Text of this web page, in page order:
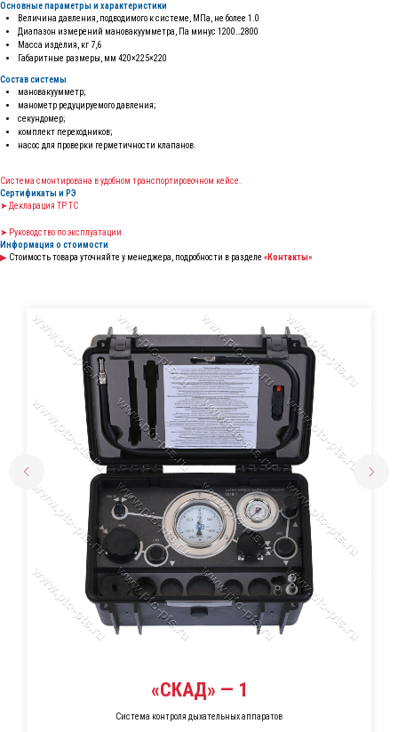
Основные параметры и характеристики
Величина давления, подводимого к системе, МПа, не более 1.0
Диапазон измерений мановакуумметра, Па минус 1200…2800
Масса изделия, кг 7,6
Габаритные размеры, мм 420×225×220
Состав системы
мановакуумметр;
манометр редуцируемого давления;
секундомер;
комплект переходников;
насос для проверки герметичности клапанов.
Система смонтирована в удобном транспортировочном кейсе.
Сертификаты и РЭ
➤ Декларация ТР ТС
➤ Руководство по эксплуатации
Информация о стоимости
▶ Стоимость товара уточняйте у менеджера, подробности в разделе «Контакты»
«СКАД» — 1
Система контроля дыхательных аппаратов